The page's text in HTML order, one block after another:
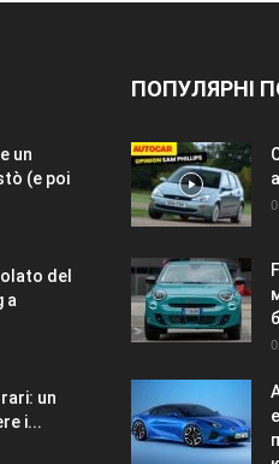
un
(e poi
del
a
un
i...
ПОПУЛЯРНІ